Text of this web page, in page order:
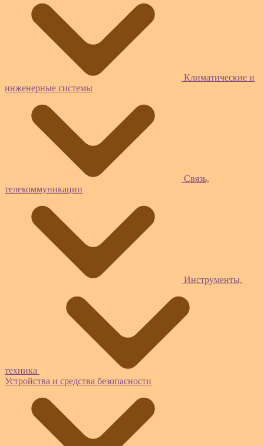
Климатические и
инженерные системы
Связь,
телекоммуникации
Инструменты,
техника
Устройства и средства безопасности